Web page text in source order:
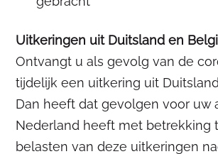
Uitkeringen uit Duitsland en
Ontvangt u als gevolg van de
tijdelijk een uitkering uit
Dan heeft dat gevolgen voor uw
Nederland heeft met betrekking
belasten van deze uitkeringen